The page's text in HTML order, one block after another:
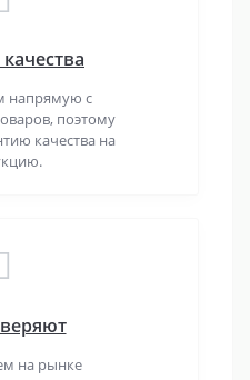
напрямую с
поэтому
качества на
на рынке